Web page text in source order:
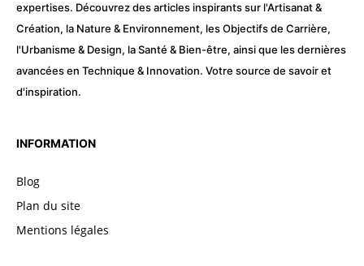
expertises. Découvrez des articles inspirants sur l'Artisanat &
Création, la Nature & Environnement, les Objectifs de Carrière,
l'Urbanisme & Design, la Santé & Bien-être, ainsi que les dernières
avancées en Technique & Innovation. Votre source de savoir et
d'inspiration.
INFORMATION
Blog
Plan du site
Mentions légales